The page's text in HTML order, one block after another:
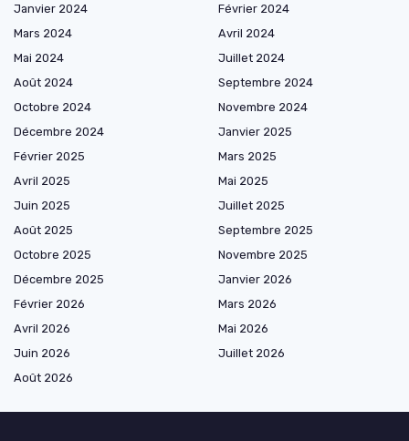
Janvier 2024
Février 2024
Mars 2024
Avril 2024
Mai 2024
Juillet 2024
Août 2024
Septembre 2024
Octobre 2024
Novembre 2024
Décembre 2024
Janvier 2025
Février 2025
Mars 2025
Avril 2025
Mai 2025
Juin 2025
Juillet 2025
Août 2025
Septembre 2025
Octobre 2025
Novembre 2025
Décembre 2025
Janvier 2026
Février 2026
Mars 2026
Avril 2026
Mai 2026
Juin 2026
Juillet 2026
Août 2026